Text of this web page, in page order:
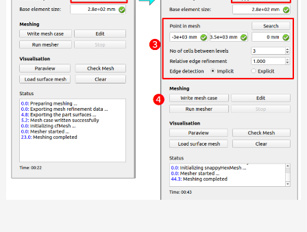
ュ
ー
ト
リ
ア
ル
on
snappyHexMesh